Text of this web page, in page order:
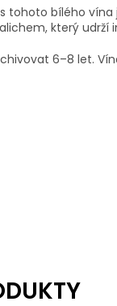
tohoto bílého vína
který
6–8 let.